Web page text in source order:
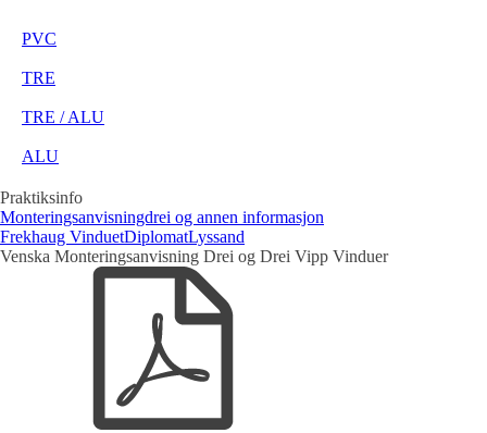
PVC
TRE
TRE / ALU
ALU
Praktiksinfo
Monteringsanvisningdrei og annen informasjon
Frekhaug VinduetDiplomatLyssand
Venska Monteringsanvisning Drei og Drei Vipp Vinduer